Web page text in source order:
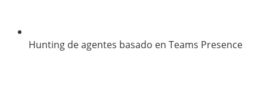
Hunting de agentes basado en Teams Presence